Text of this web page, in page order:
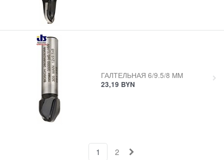
ГАЛТЕЛЬНАЯ 6/9.5/8 MM
23,19 BYN
1 2